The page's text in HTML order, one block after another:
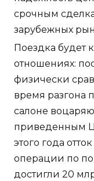
срочным
зарубежных
Поездка будет
отношениях:
физически
время разгона
салоне
приведенным
этого года
операции по
достигли 20